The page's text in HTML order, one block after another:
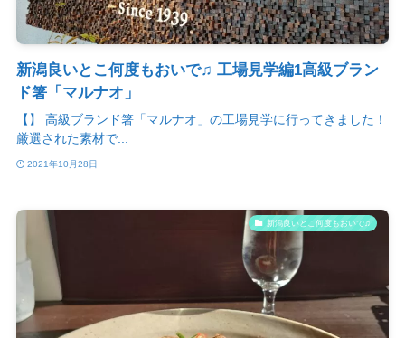
新潟良いとこ何度もおいで♫ 工場見学編1高級ブラン
ド箸「マルナオ」
【】 高級ブランド箸「マルナオ」の工場見学に行ってきました！
厳選された素材で...
2021年10月28日
新潟良いとこ何度もおいで♫